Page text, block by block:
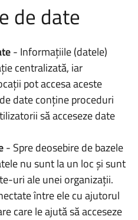
de date
- Informațiile (datele)
centralizată, iar
pot accesa aceste
date conține proceduri
să acceseze date
- Spre deosebire de bazele
nu sunt la un loc și sunt
uri ale unei organizații.
între ele cu ajutorul
care le ajută să acceseze